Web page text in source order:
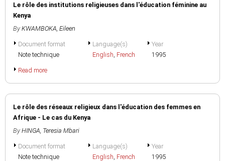
Le rôle des institutions religieuses dans l'éducation féminine au
Kenya
By KWAMBOKA, Eileen
Document format
Note technique
Language(s)
English, French
Year
1995
Read more
Le rôle des réseaux religieux dans l'éducation des femmes en
Afrique - Le cas du Kenya
By HINGA, Teresia Mbari
Document format
Note technique
Language(s)
English, French
Year
1995